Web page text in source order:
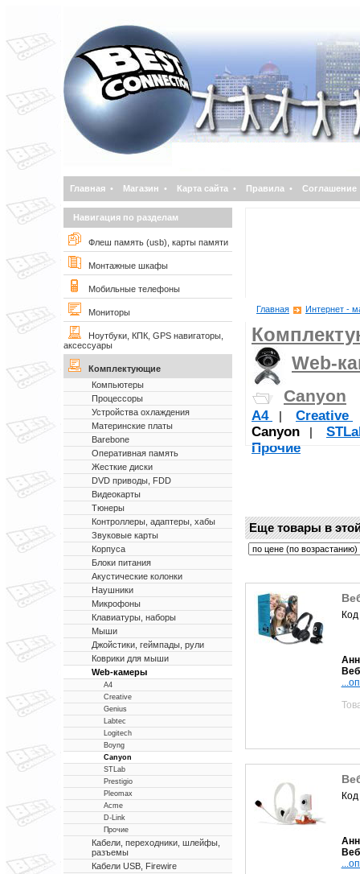
Главная • Магазин • Карта сайта • Правила • Соглашение
Навигация по разделам
Флеш память (usb), карты памяти
Монтажные шкафы
Мобильные телефоны
Мониторы
Ноутбуки, КПК, GPS навигаторы,
аксессуары
Комплектующие
Компьютеры
Процессоры
Устройства охлаждения
Материнские платы
Barebone
Оперативная память
Жесткие диски
DVD приводы, FDD
Видеокарты
Тюнеры
Контроллеры, адаптеры, хабы
Звуковые карты
Корпуса
Блоки питания
Акустические колонки
Наушники
Микрофоны
Клавиатуры, наборы
Мыши
Джойстики, геймпады, рули
Коврики для мыши
Web-камеры
A4
Creative
Genius
Labtec
Logitech
Boyng
Canyon
STLab
Prestigio
Pleomax
Acme
D-Link
Прочие
Кабели, переходники, шлейфы,
разъемы
Кабели USB, Firewire
Главная Интернет -
Web-
Canyon
A4 | Creative
Canyon |
Прочие
Еще товары в